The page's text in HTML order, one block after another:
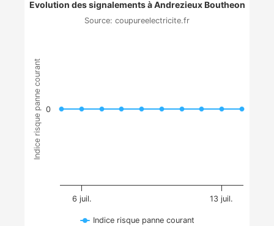
Indice risque panne courant
Evolution des signalements à Andrezieux Boutheon
Source: coupureelectricite.fr
6 juil. 13 juil.
0
Indice risque panne courant